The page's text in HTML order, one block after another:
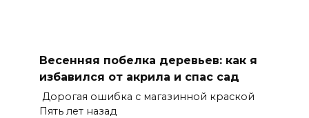
Весенняя побелка деревьев: как я
избавился от акрила и спас сад
Дорогая ошибка с магазинной краской
Пять лет назад